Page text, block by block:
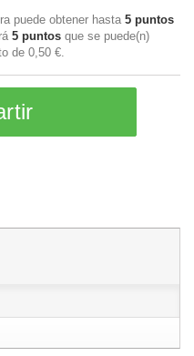
puede obtener hasta 5 puntos
5 puntos que se puede(n)
de 0,50 €.